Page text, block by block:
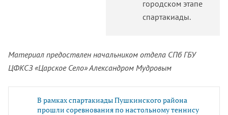
городском этапе
спартакиады.
Материал предоствлен начальником отдела СПб ГБУ
ЦФКСЗ «Царское Село» Александром Мудровым
В рамках спартакиады Пушкинского района
прошли соревнования по настольному теннису